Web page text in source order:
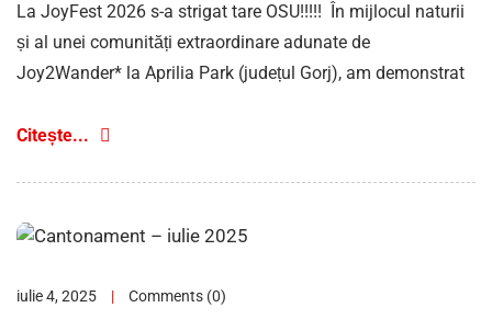
La JoyFest 2026 s-a strigat tare OSU!!!!! În mijlocul naturii
și al unei comunități extraordinare adunate de
Joy2Wander* la Aprilia Park (județul Gorj), am demonstrat
Citește...
iulie 4, 2025 Comments (0)